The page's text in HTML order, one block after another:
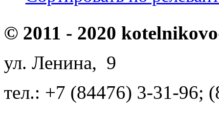
© 2011 - 2020
ул. Ленина, 9
тел.: +7 (84476) 3-31-96;